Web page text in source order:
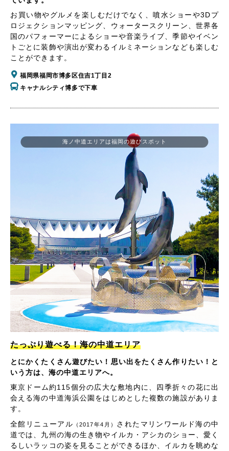
お買い物やグルメを楽しむだけでなく、噴水ショーや3Dプ
ロジェクションマッピング、ウォータースクリーン、世界各
国のパフォーマーによるショーや音楽ライブ、季節やイベン
トごとに装飾や演出が変わるイルミネーションなども楽しむ
ことができます。
福岡県福岡市博多区住吉1丁目2
キャナルシティ博多で下車
海ノ中道エリアは福岡の遊びスポット
たっぷり遊べる！海の中道エリア
とにかくたくさん遊びたい！思い出をたくさん作りたい！と
いう方は、海の中道エリアへ。
東京ドーム約115個分の広大な敷地内に、四季折々の花に出
会える海の中道海浜公園をはじめとした複数の施設がありま
す。
全館リニューアル （2017年4月） されたマリンワールド海の中
道では、九州の海の生き物やイルカ・アシカのショー、愛く
るしいラッコの姿を見ることができるほか、イルカを眺めな